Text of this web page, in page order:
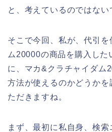
と、考えているのではない
そこで今回、私が、代引
ム20000の商品を購入した
に、マカ&クラチャイダム
方法が使えるのかどうか
ただきますね。
まず、最初に私自身、検